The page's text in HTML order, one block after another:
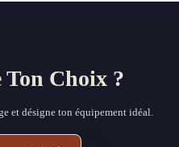
Ton Choix ?
et désigne ton équipement idéal.